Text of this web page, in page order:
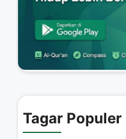
Tagar Populer